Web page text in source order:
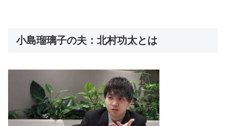
小島瑠璃子の夫：北村功太とは